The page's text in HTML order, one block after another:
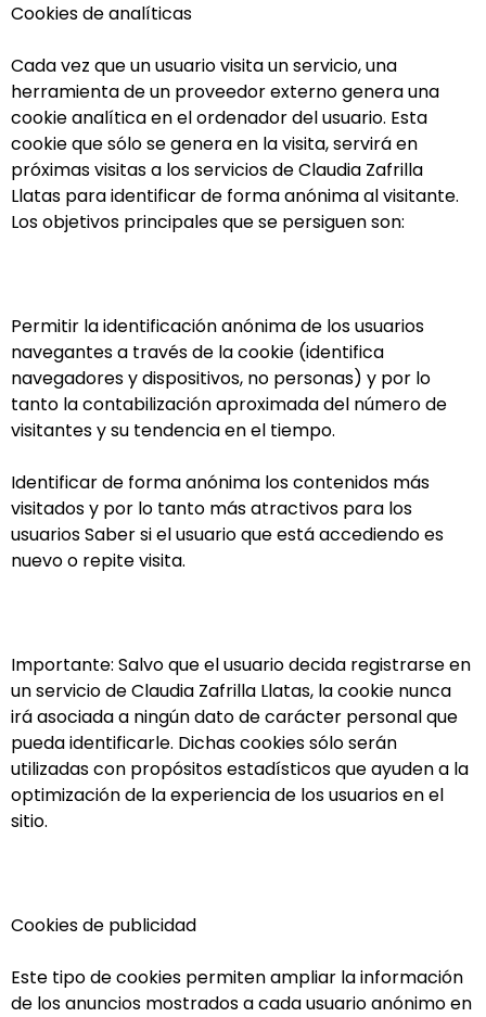
Cookies de analíticas
Cada vez que un usuario visita un servicio, una
herramienta de un proveedor externo genera una
cookie analítica en el ordenador del usuario. Esta
cookie que sólo se genera en la visita, servirá en
próximas visitas a los servicios de Claudia Zafrilla
Llatas para identificar de forma anónima al visitante.
Los objetivos principales que se persiguen son:
Permitir la identificación anónima de los usuarios
navegantes a través de la cookie (identifica
navegadores y dispositivos, no personas) y por lo
tanto la contabilización aproximada del número de
visitantes y su tendencia en el tiempo.
Identificar de forma anónima los contenidos más
visitados y por lo tanto más atractivos para los
usuarios Saber si el usuario que está accediendo es
nuevo o repite visita.
Importante: Salvo que el usuario decida registrarse en
un servicio de Claudia Zafrilla Llatas, la cookie nunca
irá asociada a ningún dato de carácter personal que
pueda identificarle. Dichas cookies sólo serán
utilizadas con propósitos estadísticos que ayuden a la
optimización de la experiencia de los usuarios en el
sitio.
Cookies de publicidad
Este tipo de cookies permiten ampliar la información
de los anuncios mostrados a cada usuario anónimo en